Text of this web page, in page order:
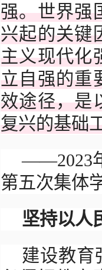
强。世界强
兴起的关键
主义现代化
立自强的重
效途径，是
复兴的基础
——2023
第五次集体
坚持以人
建设教育